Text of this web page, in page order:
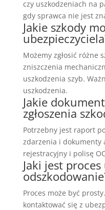
czy uszkodzeniach na
gdy sprawca nie jest
Jakie szkody
Możemy zgłosić różne
zniszczenia
uszkodzenia szyb.
uszkodzenia.
Jakie
zgłoszenia
Potrzebny jest raport
zdarzenia i dokumenty
rejestracyjny i polisę
Jaki jest
Proces może być
kontaktować się z